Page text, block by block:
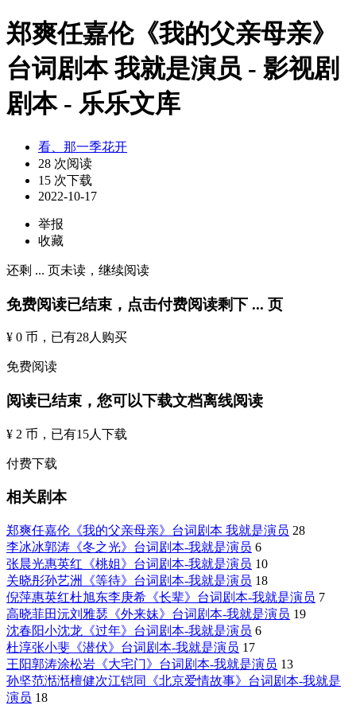
郑爽任嘉伦《我的父亲母亲》
台词剧本 我就是演员 - 影视剧
剧本 - 乐乐文库
看、那一季花开
28 次阅读
15 次下载
2022-10-17
举报
收藏
还剩 ... 页未读， 继续阅读
免费阅读已结束，点击付费阅读剩下 ... 页
¥ 0 币 ，已有28人购买
免费阅读
阅读已结束，您可以下载文档离线阅读
¥ 2 币 ，已有15人下载
付费下载
相关剧本
郑爽任嘉伦《我的父亲母亲》台词剧本 我就是演员 28
李冰冰郭涛《冬之光》台词剧本-我就是演员 6
张晨光惠英红《桃姐》台词剧本-我就是演员 10
关晓彤孙艺洲《等待》台词剧本-我就是演员 18
倪萍惠英红杜旭东李庚希《长辈》台词剧本-我就是演员 7
高晓菲田沅刘雅瑟《外来妹》台词剧本-我就是演员 19
沈春阳小沈龙《过年》台词剧本-我就是演员 6
杜淳张小斐《潜伏》台词剧本-我就是演员 17
王阳郭涛涂松岩《大宅门》台词剧本-我就是演员 13
孙坚范湉湉檀健次江铠同《北京爱情故事》台词剧本-我就是
演员 18